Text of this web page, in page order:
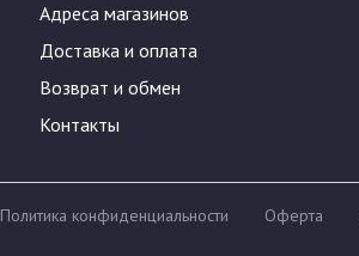
Адреса магазинов
Доставка и оплата
Возврат и обмен
Контакты
Политика конфиденциальности Оферта